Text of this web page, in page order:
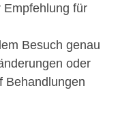
für
Besuch genau
oder
Behandlungen